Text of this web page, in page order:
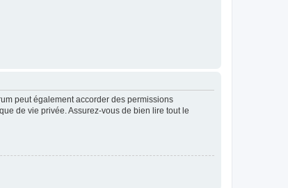
peut également accorder des permissions
de vie privée. Assurez-vous de bien lire tout le